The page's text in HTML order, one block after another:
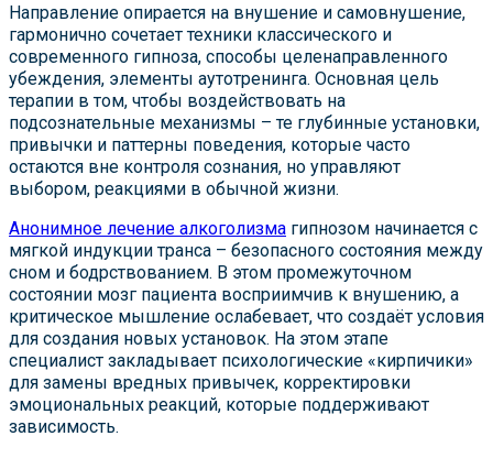
Направление опирается на внушение и самовнушение,
гармонично сочетает техники классического и
современного гипноза, способы целенаправленного
убеждения, элементы аутотренинга. Основная цель
терапии в том, чтобы воздействовать на
подсознательные механизмы – те глубинные установки,
привычки и паттерны поведения, которые часто
остаются вне контроля сознания, но управляют
выбором, реакциями в обычной жизни.
Анонимное лечение алкоголизма гипнозом начинается с
мягкой индукции транса – безопасного состояния между
сном и бодрствованием. В этом промежуточном
состоянии мозг пациента восприимчив к внушению, а
критическое мышление ослабевает, что создаёт условия
для создания новых установок. На этом этапе
специалист закладывает психологические «кирпичики»
для замены вредных привычек, корректировки
эмоциональных реакций, которые поддерживают
зависимость.